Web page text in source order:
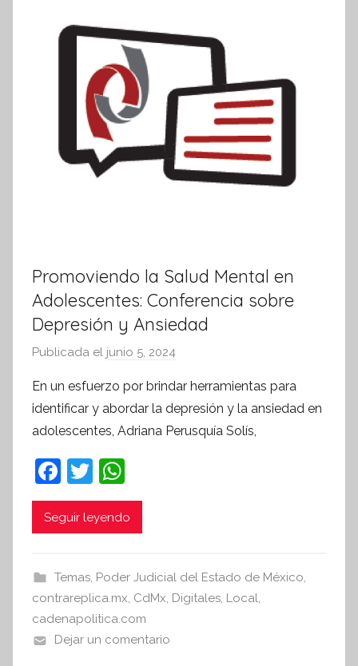
Promoviendo la Salud Mental en
Adolescentes: Conferencia sobre
Depresión y Ansiedad
Publicada el junio 5, 2024
r
S
í
I
n
En un esfuerzo por brindar herramientas para
identificar y abordar la depresión y la ansiedad en
adolescentes, Adriana Perusquía Solís,
F
a
c
b
o
o
k
T
w
itt
h
at
A
p
p
Seguir leyendo
Temas, Poder Judicial del Estado de México,
contrareplica.mx, CdMx, Digitales, Local,
cadenapolitica.com
Dejar un comentario